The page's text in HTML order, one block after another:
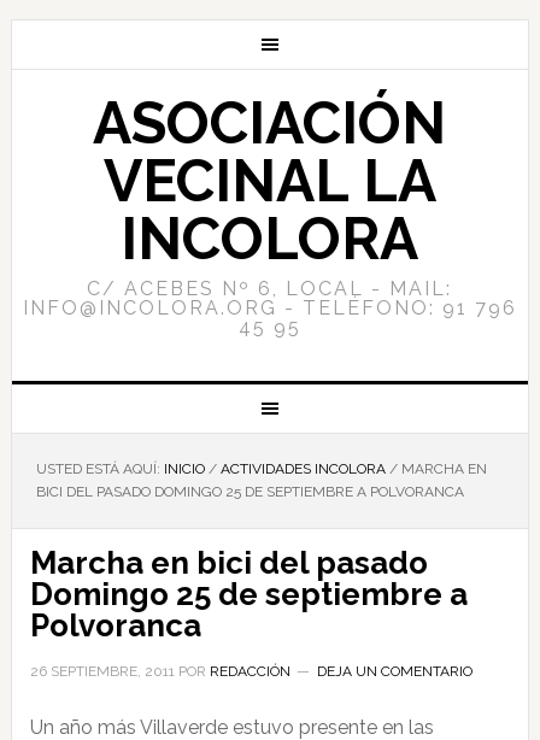
ASOCIACIÓN
VECINAL LA
INCOLORA
C/ ACEBES Nº 6, LOCAL - MAIL:
INFO@INCOLORA.ORG - TELÉFONO: 91 796
45 95
USTED ESTÁ AQUÍ: INICIO / ACTIVIDADES INCOLORA /MARCHA EN
BICI DEL PASADO DOMINGO 25 DE SEPTIEMBRE A POLVORANCA
Marcha en bici del pasado
Domingo 25 de septiembre a
Polvoranca
26 SEPTIEMBRE, 2011POR REDACCIÓN DEJA UN COMENTARIO
Un año más Villaverde estuvo presente en las